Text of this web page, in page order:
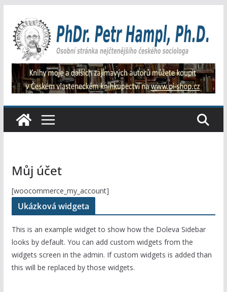
obsah
Můj účet
[woocommerce_my_account]
Ukázková widgeta
This is an example widget to show how the Doleva Sidebar
looks by default. You can add custom widgets from the
widgets screen in the admin. If custom widgets is added than
this will be replaced by those widgets.